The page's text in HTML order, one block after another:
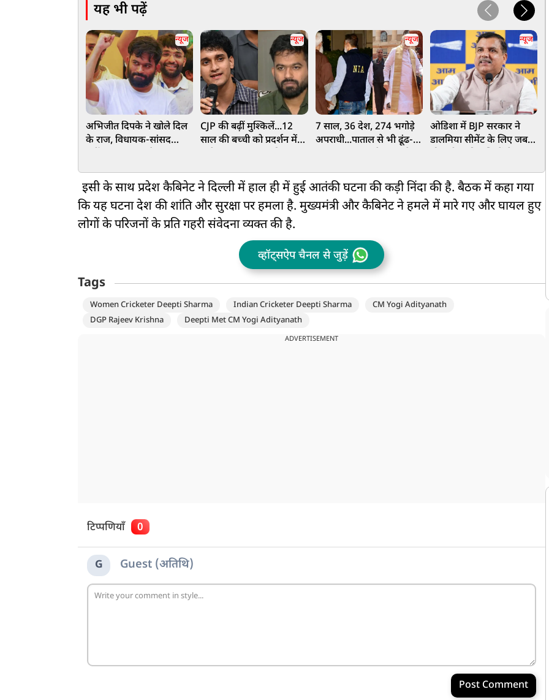
यह भी पढ़ें
न्यूज
अभिजीत दिपके ने खोले दिल
के राज, विधायक-सांसद
न्यूज
CJP की बढ़ीं मुश्किलें...12
साल की बच्ची को प्रदर्शन में
POCSO एक्ट में शिकायत!
न्यूज
7 साल, 36 देश, 274 भगोड़े
अपराधी...पाताल से भी ढूंढ-
संपत्ति भी जब्त
न्यूज
ओडिशा में BJP सरकार ने
डालमिया सीमेंट के लिए जबरन
संजय सिंह का बड़ा आरोप
इसी के साथ प्रदेश कैबिनेट ने दिल्ली में हाल ही में हुई आतंकी घटना की कड़ी निंदा की है. बैठक में कहा गया
कि यह घटना देश की शांति और सुरक्षा पर हमला है. मुख्यमंत्री और कैबिनेट ने हमले में मारे गए और घायल हुए
लोगों के परिजनों के प्रति गहरी संवेदना व्यक्त की है.
व्हॉट्सऐप चैनल से जुड़ें
Tags
Women Cricketer Deepti Sharma Indian Cricketer Deepti Sharma
CM Yogi Adityanath
DGP Rajeev Krishna
Deepti Met CM Yogi Adityanath
ADVERTISEMENT
टिप्पणियाँ 0
G Guest (अतिथि)
Post Comment